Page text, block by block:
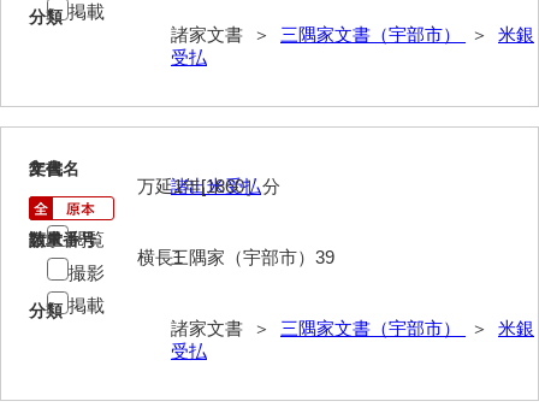
伊藤家文書（山口市）
井上家文書（宇部市）
井上家文書（徳山市）
分類
諸家文書 ＞ 三隅家文書（宇部市） ＞ 米銀
受払
掲載
2
文書名
諸出米受払
請求番号
三隅家（宇部市）39
分類
諸家文書 ＞ 三隅家文書（宇部市） ＞ 米銀
受払
年代
万延1年[1860］分
数量
横長1
閲覧
撮影
掲載